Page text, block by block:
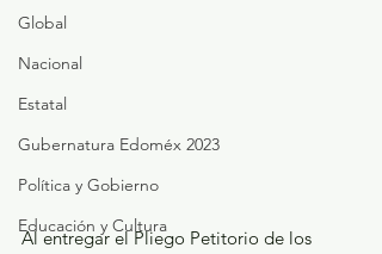
Global
Nacional
Estatal
Gubernatura Edoméx 2023
Política y Gobierno
Educación y Cultura
Al entregar el Pliego Petitorio de los